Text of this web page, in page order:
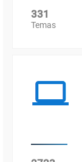
331
Temas